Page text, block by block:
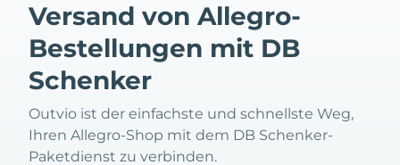
Versand von Allegro-
Bestellungen mit DB
Schenker
Outvio ist der einfachste und schnellste Weg,
Ihren Allegro-Shop mit dem DB Schenker-
Paketdienst zu verbinden.